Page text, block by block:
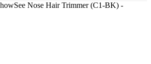
Nose Hair Trimmer (C1-BK) -